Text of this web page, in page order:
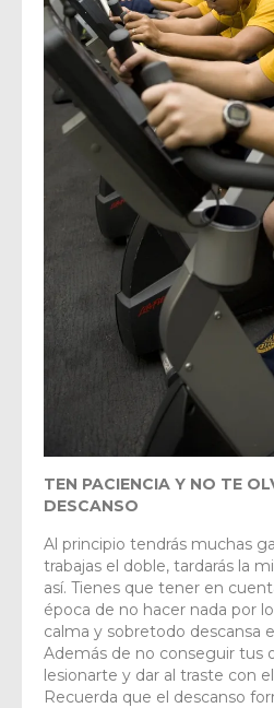
TEN PACIENCIA Y NO TE
DESCANSO
Al principio tendrás muchas
trabajas el doble, tardarás la
así. Tienes que tener en
época de no hacer nada por
calma y sobretodo descansa
Además de no conseguir tus
lesionarte y dar al traste con
Recuerda que el descanso